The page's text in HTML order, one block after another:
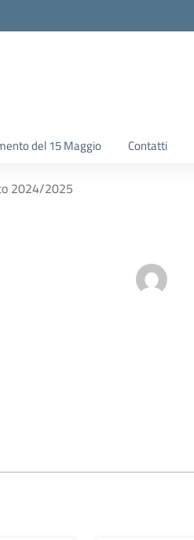
del 15 Maggio Contatti
2024/2025